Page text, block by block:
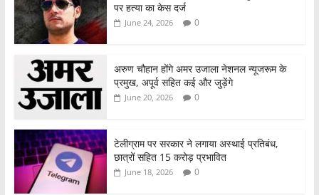
पर हत्या का केस दर्ज
June 24, 2026 0
अरुण चौहान होंगे अमर उजाला नेशनल न्यूजरूम के
प्रमुख, अपूर्व सहित कई और जुड़ेंगे
June 20, 2026 0
टेलीग्राम पर सरकार ने लगाया अस्थाई प्रतिबंध,
छात्रों सहित 15 करोड़ प्रभावित
June 18, 2026 0